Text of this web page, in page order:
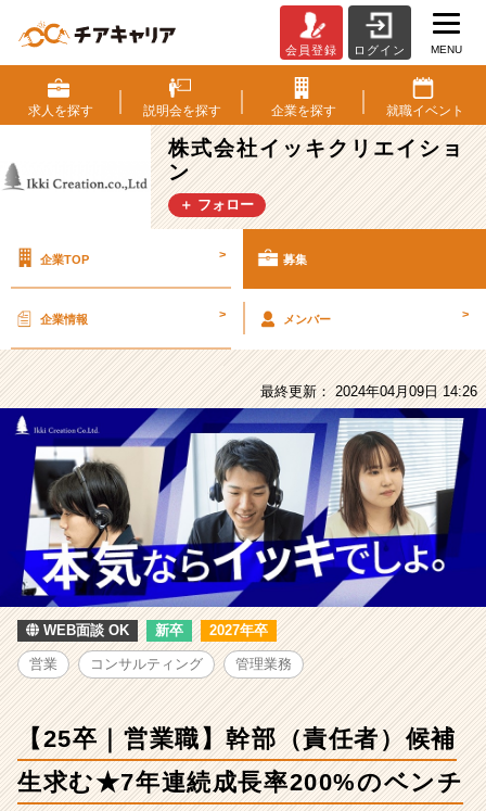
式
会
社
イ
ッ
キ
ク
イ
ン
用/
求
人
-
【25
卒
｜
営
業
職】
幹
部
者）
候
補
会員登録 ログイン MENU
求人を探す 説明会を探す 企業を探す 就職イベント
株式会社イッキクリエイショ
ン
＋ フォロー
企業TOP > 募集
企業情報 > メンバー >
最終更新： 2024年04月09日 14:26
WEB面談 OK 新卒 2027年卒
営業 コンサルティング 管理業務
【25卒｜営業職】幹部（責任者）候補
生求む★7年連続成長率200%のベンチ